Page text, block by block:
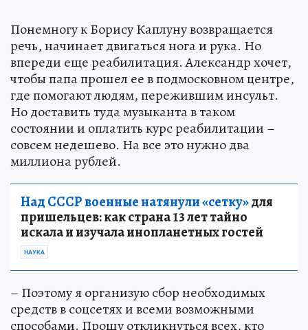
Понемногу к Борису Каплуну возвращается
речь, начинает двигаться нога и рука. Но
впереди еще реабилитация. Александр хочет,
чтобы папа прошел ее в подмосковном центре,
где помогают людям, пережившим инсульт.
Но доставить туда музыканта в таком
состоянии и оплатить курс реабилитации –
совсем недешево. На все это нужно два
миллиона рублей.
Над СССР военные натянули «сетку»для
пришельцев: как страна 13 лет тайно
искала и изучала инопланетных гостей
НАУКА
– Поэтому я организую сбор необходимых
средств в соцсетях и всеми возможными
способами. Прошу откликнуться всех, кто